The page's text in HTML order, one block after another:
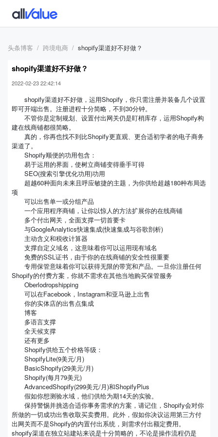
头条博客 跨境电商 shopify渠道好不好做？
shopify渠道好不好做？
2022-02-23 22:42:14
shopify渠道好不好做，运用Shopify，你只需注册并装备几个设置
即可开端出售。注册进程十分简略，不到30分钟。
不管你是定制规划、设置付出网关仍是盯梢库存，运用Shopify构
建在线商铺都很简略。
真的，你再也找不到比Shopify更直观、更合适初学者的电子商务
渠道了。
Shopify顺便的功用包含：
易于运用的界面，使树立商铺变得垂手可得
SEO(搜索引擎优化功用)功用
超越60种面向未来且呼应敏捷的主题，为你供给超越180种布局选
项
可以出售单一或分组产品
一个应用程序商铺，让你以惊人的方法扩展你的在线商铺
多个付出网关，全面支撑一切首要卡
与GoogleAnalytics快速集成(快速集成与谷歌剖析)
主动含义和税收计算器
支撑自定义域名，这意味着你可以运用现有域名
免费的SSL证书，由于你的在线商铺的安全性很重要
专用保管意味着你可以获得无限的带宽和产品。一旦你注册任何
Shopify的付费方案，你就不需求在其他当地购买保管服务
Oberlodropshipping
可以在Facebook，Instagram和亚马逊上出售
你的实体店的出售点集成
博客
多语言支撑
全天候支撑
还有更多
Shopify供给五个价格等级：
ShopifyLite(9美元/月)
BasicShopify(29美元/月)
Shopify(每月79美元)
AdvancedShopify(299美元/月)和ShopifyPlus
假如你想测验水域，他们供给为期14天的实验。
保持警惕并挑选合适你事务需求的方案，请记住，Shopify会对你
所做的一切成功出售收取买卖费用。此外，假如你决议运用第三方付
出网关而不是Shopify的内置付出系统，则需求付出额定费用。
shopify渠道在独立站建站来说是十分简略的，不论是操作流程仍是